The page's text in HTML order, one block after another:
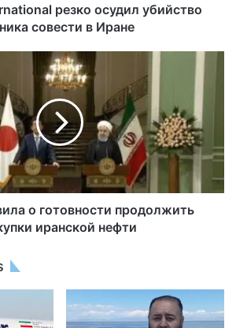
резко осудил убийство
совести в Иране
о готовности продолжить
иранской нефти